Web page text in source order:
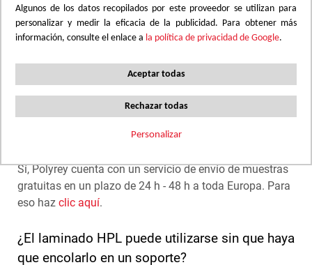
Algunos de los datos recopilados por este proveedor se utilizan para
personalizar y medir la eficacia de la publicidad. Para obtener más
información, consulte el enlace a la política de privacidad de Google.
Aceptar todas
Rechazar todas
Personalizar
producto, así como los formatos y acabados disponibles.
Añada a la cesta los diseños que desee y pida las
muestras.
Nuestro departamento técnico se encuentra a su
disposición para responder a sus solicitudes de muestras
o para darle información. Puede contactar con ellos
llamando al +33 (0) 53 73 56 89.
Sí, Polyrey cuenta con un servicio de envío de muestras
gratuitas en un plazo de 24 h - 48 h a toda Europa. Para
eso haz clic aquí.
¿El laminado HPL puede utilizarse sin que haya
que encolarlo en un soporte?